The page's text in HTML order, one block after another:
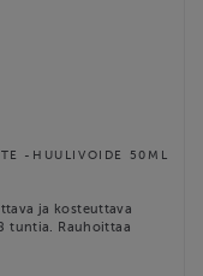
-HUULIVOIDE 50ML
ja kosteuttava
tuntia. Rauhoittaa